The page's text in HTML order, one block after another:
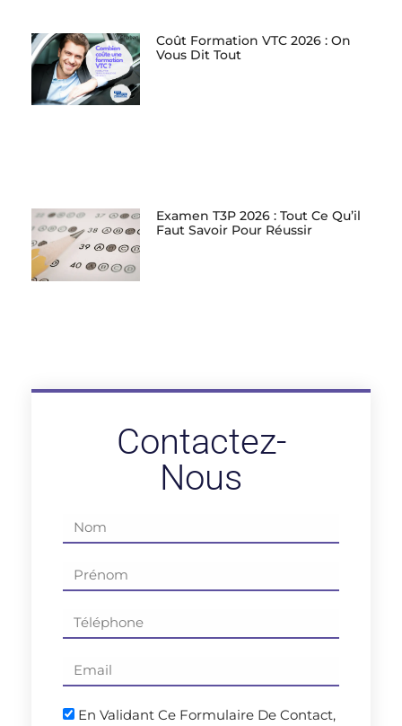
Coût Formation VTC 2026 : On
Vous Dit Tout
Examen T3P 2026 : Tout Ce Qu’il
Faut Savoir Pour Réussir
Contactez-
Nous
En Validant Ce Formulaire De Contact,